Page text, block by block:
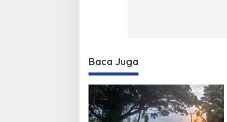
Baca Juga